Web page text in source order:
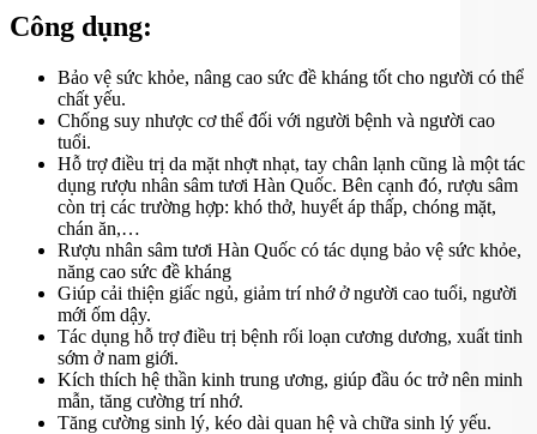
Công dụng:
Bảo vệ sức khỏe, nâng cao sức đề kháng tốt cho người có thể
chất yếu.
Chống suy nhược cơ thể đối với người bệnh và người cao
tuổi.
Hỗ trợ điều trị da mặt nhợt nhạt, tay chân lạnh cũng là một tác
dụng rượu nhân sâm tươi Hàn Quốc. Bên cạnh đó, rượu sâm
còn trị các trường hợp: khó thở, huyết áp thấp, chóng mặt,
chán ăn,…
Rượu nhân sâm tươi Hàn Quốc có tác dụng bảo vệ sức khỏe,
năng cao sức đề kháng
Giúp cải thiện giấc ngủ, giảm trí nhớ ở người cao tuổi, người
mới ốm dậy.
Tác dụng hỗ trợ điều trị bệnh rối loạn cương dương, xuất tinh
sớm ở nam giới.
Kích thích hệ thần kinh trung ương, giúp đầu óc trở nên minh
mẫn, tăng cường trí nhớ.
Tăng cường sinh lý, kéo dài quan hệ và chữa sinh lý yếu.